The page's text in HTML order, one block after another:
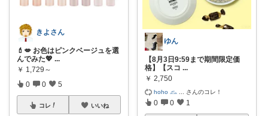
きよさん
💄💋 お色はピンクベージュを選
んでみた💖 ...
￥ 1,729～
0 0 5
コレ いいね
ゆん
【8月3日9:59まで期間限定価
格】【スコ ...
￥ 2,750
hoho 𓃺 さんのコレ！
0 0 1